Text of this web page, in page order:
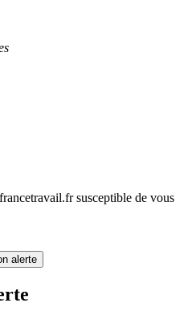
susceptible de vous
alerte